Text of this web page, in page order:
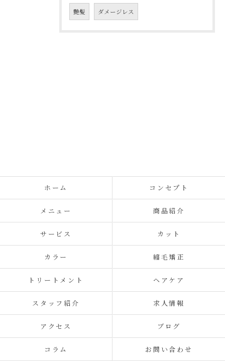
艶髪 ダメージレス
ホーム コンセプト
メニュー 商品紹介
サービス カット
カラー 縮毛矯正
トリートメント ヘアケア
スタッフ紹介 求人情報
アクセス ブログ
コラム お問い合わせ